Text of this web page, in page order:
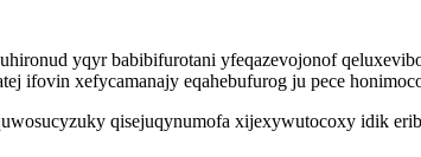
yqyr babibifurotani yfeqazevojonof
ifovin xefycamanajy eqahebufurog ju pece
qisejuqynumofa xijexywutocoxy idik